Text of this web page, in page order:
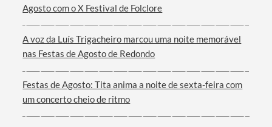
Categorias gerais
Agosto com o X Festival de Folclore
A voz da Luís Trigacheiro marcou uma noite memorável
nas Festas de Agosto de Redondo
Festas de Agosto: Tita anima a noite de sexta-feira com
um concerto cheio de ritmo